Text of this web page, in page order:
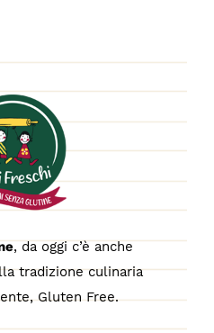
, da oggi c’è anche
tradizione culinaria
Gluten Free.